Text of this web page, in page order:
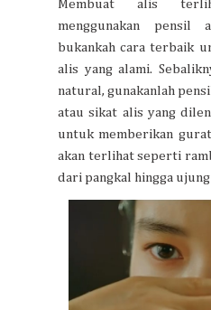
Membuat alis
menggunakan pensil
bukankah cara terbaik
alis yang alami.
natural, gunakanlah
atau sikat alis yang
untuk memberikan
akan terlihat seperti
dari pangkal hingga ujung